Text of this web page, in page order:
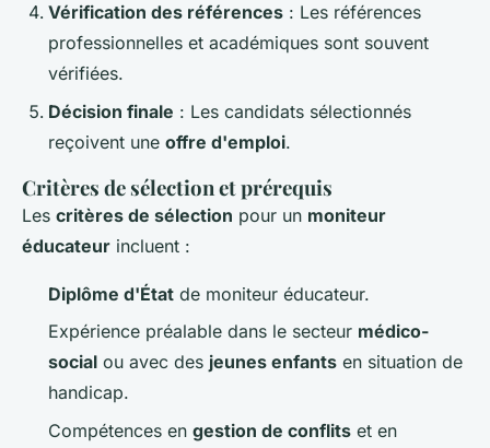
Vérification des références : Les références
professionnelles et académiques sont souvent
vérifiées.
Décision finale : Les candidats sélectionnés
reçoivent une offre d'emploi.
Critères de sélection et prérequis
Les critères de sélection pour un moniteur
éducateur incluent :
Diplôme d'État de moniteur éducateur.
Expérience préalable dans le secteur médico-
social ou avec des jeunes enfants en situation de
handicap.
Compétences en gestion de conflits et en